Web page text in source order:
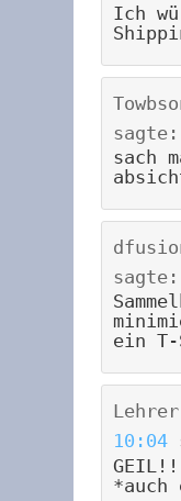
Ich
sagte:
sach
sagte:
ein
10:04